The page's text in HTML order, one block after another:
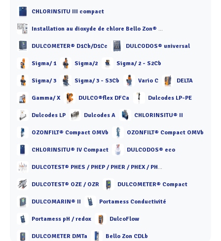
CHLORINSITU III compact
Installation au dioxyde de chlore Bello Zon® CDKc
DULCOMETER® D1Cb/D1Cc DULCODOS® universal
Sigma/ 1 Sigma/2 Sigma/ 2 - S2Cb
Sigma/ 3 Sigma/ 3 - S3Cb Vario C DELTA
Gamma/ X DULCO®flex DFCa Dulcodes LP-PE
Dulcodes LP Dulcodes A CHLORINSITU® II
OZONFILT® Compact OMVb OZONFILT® Compact OMVb
CHLORINSITU® IV Compact DULCODOS® eco
DULCOTEST® PHES / PHEP / PHER / PHEX / PHED / PHEF / PHEN / PHEK
DULCOTEST® OZE / OZR DULCOMETER® Compact
DULCOMARIN® II Portamess Conductivité
Portamess pH / redox DulcoFlow
DULCOMETER DMTa Bello Zon CDLb